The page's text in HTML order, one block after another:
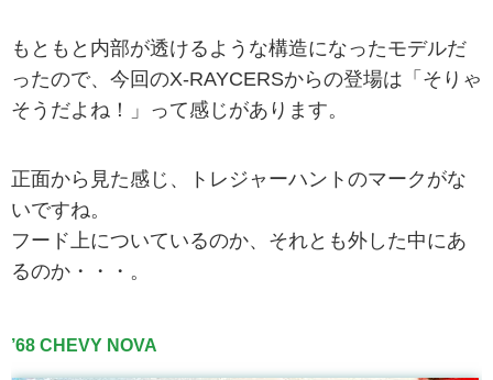
もともと内部が透けるような構造になったモデルだ
ったので、今回のX-RAYCERSからの登場は「そりゃ
そうだよね！」って感じがあります。
正面から見た感じ、トレジャーハントのマークがな
いですね。
フード上についているのか、それとも外した中にあ
るのか・・・。
’68 CHEVY NOVA